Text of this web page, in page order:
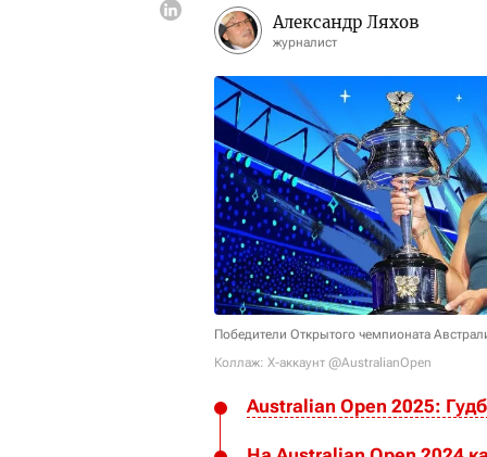
Александр Ляхов
журналист
Победители Открытого чемпионата
Коллаж: X-аккаунт @AustralianOpen
Australian Open 2025: